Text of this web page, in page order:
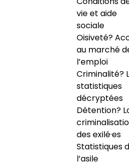
vie et aide
sociale
Oisiveté?
au marché
l’emploi
Criminalité?
statistiques
décryptées
Détention?
des exilé·es
Statistiques
l’asile